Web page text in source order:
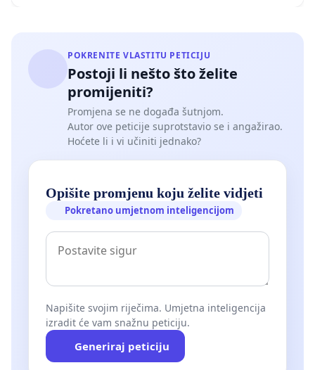
POKRENITE VLASTITU PETICIJU
Postoji li nešto što želite
promijeniti?
Promjena se ne događa šutnjom.
Autor ove peticije suprotstavio se i angažirao.
Hoćete li i vi učiniti jednako?
Opišite promjenu koju želite vidjeti
Pokretano umjetnom inteligencijom
Napišite svojim riječima. Umjetna inteligencija
izradit će vam snažnu peticiju.
Generiraj peticiju